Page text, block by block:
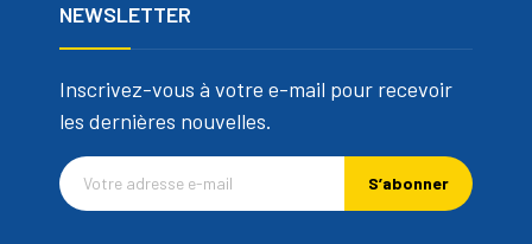
NEWSLETTER
Inscrivez-vous à votre e-mail pour recevoir
les dernières nouvelles.
S’abonner